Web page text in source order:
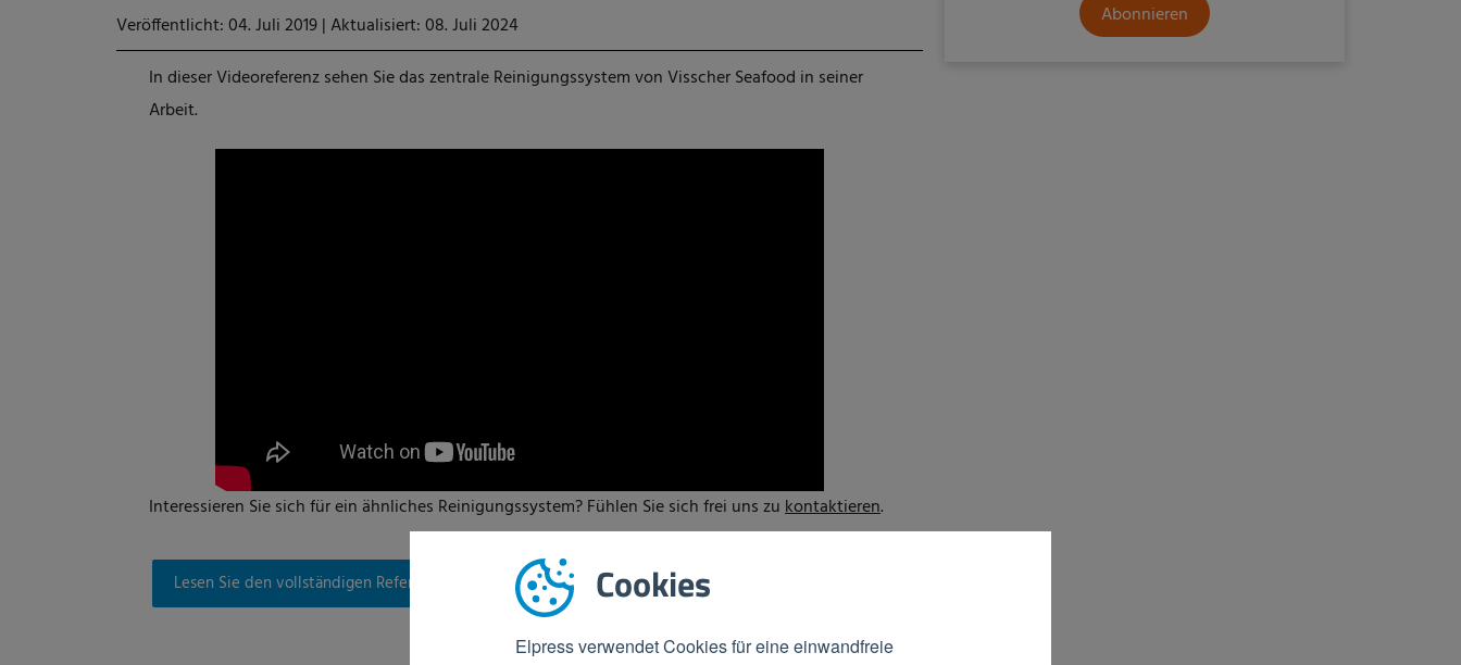
Cookies
Elpress verwendet Cookies für eine einwandfreie
Veröffentlicht: 04. Juli 2019|Aktualisiert: 08. Juli 2024
In dieser Videoreferenz sehen Sie das zentrale Reinigungssystem von Visscher Seafood in seiner
Arbeit.
Interessieren Sie sich für ein ähnliches Reinigungssystem? Fühlen Sie sich frei uns zukontaktieren.
Lesen Sie den vollständigen Referenzfall kontaktieren
Abonnieren